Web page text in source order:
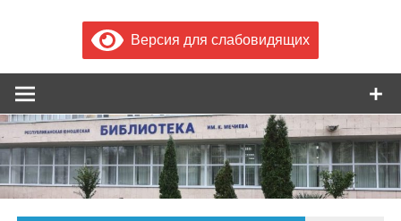
Версия для слабовидящих